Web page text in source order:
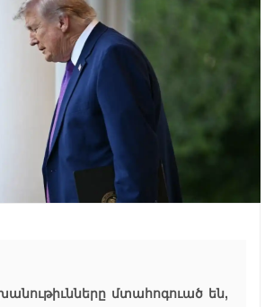
մտահոգուած են,